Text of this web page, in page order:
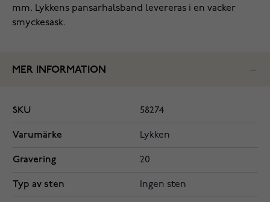
mm. Lykkens pansarhalsband levereras i en vacker
smyckesask.
MER INFORMATION
SKU 58274
Varumärke Lykken
Gravering 20
Typ av sten Ingen sten